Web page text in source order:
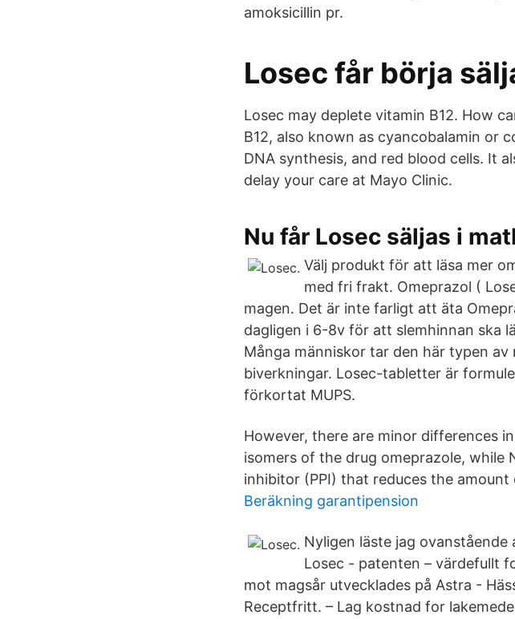
amoksicillin pr.
Losec får börja
Losec may deplete vitamin B12. How
B12, also known as cyancobalamin or
DNA synthesis, and red blood cells. It
delay your care at Mayo Clinic.
Nu får Losec säljas i
Välj produkt för att läsa mer
med fri frakt. Omeprazol (
magen. Det är inte farligt att äta
dagligen i 6-8v för att slemhinnan ska
Många människor tar den här typen
biverkningar. Losec-tabletter är
förkortat MUPS.
However, there are minor differences
isomers of the drug omeprazole, while
inhibitor (PPI) that reduces the
Beräkning garantipension
Nyligen läste jag
Losec - patenten – värdefullt
mot magsår utvecklades på Astra -
Receptfritt. – Lag kostnad for